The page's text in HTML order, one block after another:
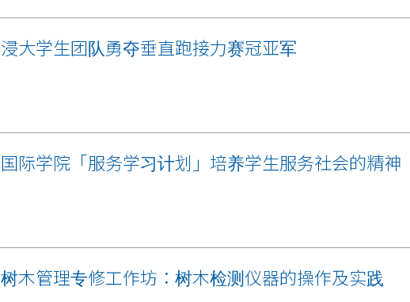
浸大学生团队勇夺垂直跑接力赛冠亚军
国际学院「服务学习计划」培养学生服务社会的精神
树木管理专修工作坊：树木检测仪器的操作及实践